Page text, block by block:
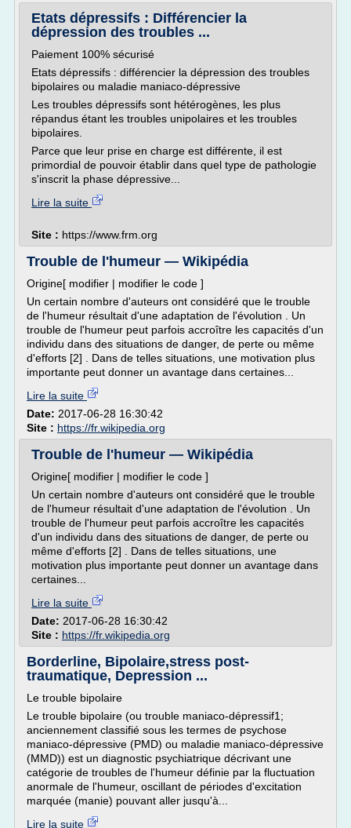
Etats dépressifs : Différencier la
dépression des troubles ...
Paiement 100% sécurisé
Etats dépressifs : différencier la dépression des troubles
bipolaires ou maladie maniaco-dépressive
Les troubles dépressifs sont hétérogènes, les plus
répandus étant les troubles unipolaires et les troubles
bipolaires.
Parce que leur prise en charge est différente, il est
primordial de pouvoir établir dans quel type de pathologie
s'inscrit la phase dépressive...
Lire la suite
Site : https://www.frm.org
Trouble de l'humeur — Wikipédia
Origine[ modifier | modifier le code ]
Un certain nombre d'auteurs ont considéré que le trouble
de l'humeur résultait d'une adaptation de l'évolution . Un
trouble de l'humeur peut parfois accroître les capacités d'un
individu dans des situations de danger, de perte ou même
d'efforts [2] . Dans de telles situations, une motivation plus
importante peut donner un avantage dans certaines...
Lire la suite
Date: 2017-06-28 16:30:42
Site : https://fr.wikipedia.org
Trouble de l'humeur — Wikipédia
Origine[ modifier | modifier le code ]
Un certain nombre d'auteurs ont considéré que le trouble
de l'humeur résultait d'une adaptation de l'évolution . Un
trouble de l'humeur peut parfois accroître les capacités
d'un individu dans des situations de danger, de perte ou
même d'efforts [2] . Dans de telles situations, une
motivation plus importante peut donner un avantage dans
certaines...
Lire la suite
Date: 2017-06-28 16:30:42
Site : https://fr.wikipedia.org
Borderline, Bipolaire,stress post-
traumatique, Depression ...
Le trouble bipolaire
Le trouble bipolaire (ou trouble maniaco-dépressif1;
anciennement classifié sous les termes de psychose
maniaco-dépressive (PMD) ou maladie maniaco-dépressive
(MMD)) est un diagnostic psychiatrique décrivant une
catégorie de troubles de l'humeur définie par la fluctuation
anormale de l'humeur, oscillant de périodes d'excitation
marquée (manie) pouvant aller jusqu'à...
Lire la suite